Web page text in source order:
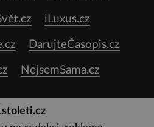
iLuxus.cz
DarujteČasopis.cz
NejsemSama.cz